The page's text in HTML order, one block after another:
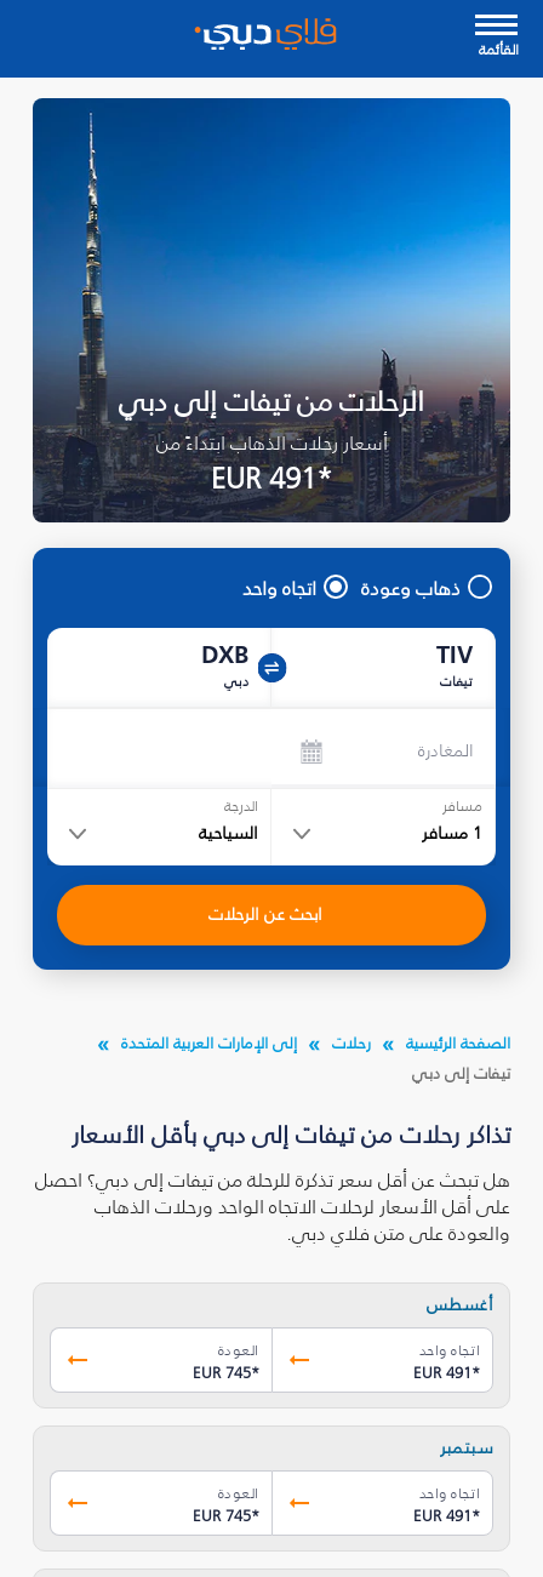
القأئمة
الرحلات من تيفات إلى دبي
أسعار رحلات الذهاب ابتداءً من
*EUR 491
ذهاب وعودة اتجاه واحد
TIV
تيفات
DXB
دبي
المغادرة
مسافر
1 مسافر
الدرجة
السياحية
ابحث عن الرحلات
الصفحة الرئيسية رحلات
إلى الإمارات العربية المتحدة
تيفات إلى دبي
تذاكر رحلات من تيفات إلى دبي بأقل الأسعار
هل تبحث عن أقل سعر تذكرة للرحلة من تيفات إلى دبي؟ احصل
على أقل الأسعار لرحلات الاتجاه الواحد ورحلات الذهاب
والعودة على متن فلاي دبي.
أغسطس
اتجاه واحد
EUR 491*
العودة
EUR 745*
سبتمبر
اتجاه واحد
EUR 491*
العودة
EUR 745*